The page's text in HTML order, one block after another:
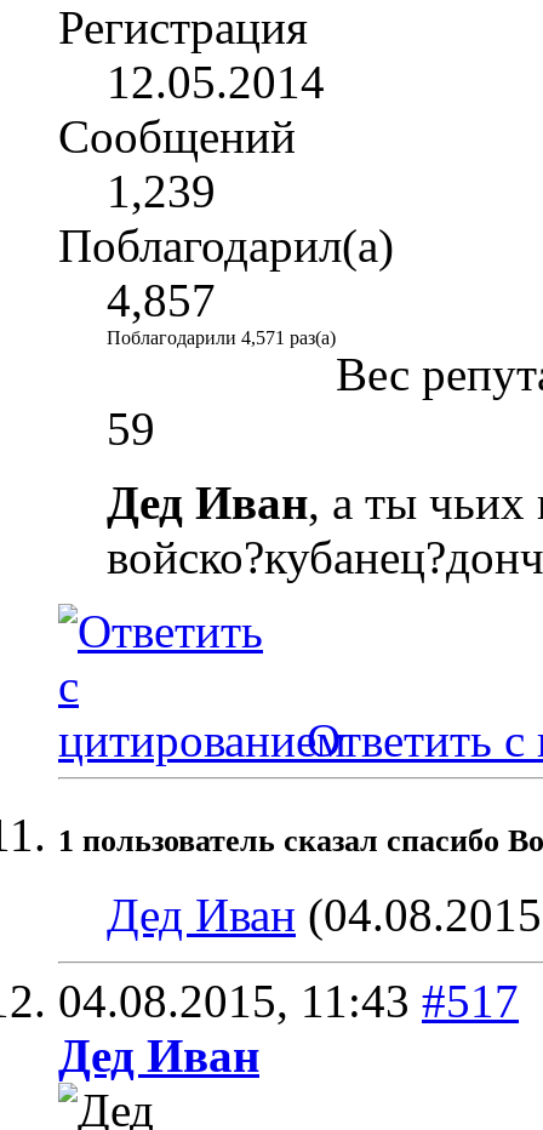
Регистрация
12.05.2014
Сообщений
1,239
Поблагодарил(а)
4,857
Поблагодарили 4,571 раз(а)
Вес
59
Дед Иван, а ты чьих
Ответить с
1 пользователь сказал cпасибо
Дед Иван
04.08.2015, 11:43 #517
Дед Иван